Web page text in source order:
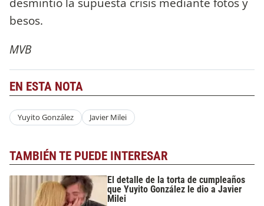
besos.
MVB
EN ESTA NOTA
Yuyito González Javier Milei
TAMBIÉN TE PUEDE INTERESAR
El detalle de la torta de cumpleaños
que Yuyito González le dio a Javier
Milei